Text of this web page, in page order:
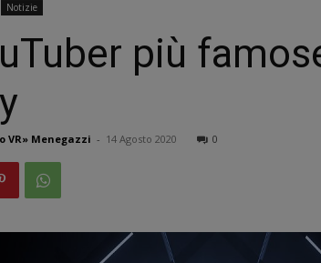
Notizie
più
VR» Menegazzi - 14 Agosto 2020 0